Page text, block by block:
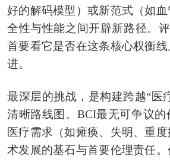
好的解码模型）或新范式（如
全性与性能之间开辟新路径。
首要看它是否在这条核心权衡
进。
最深层的挑战，是构建跨越“医
清晰路线图。BCI最无可争议的
医疗需求（如瘫痪、失明、重
术发展的基石与首要伦理责任。